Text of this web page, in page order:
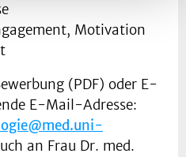
Motivation
(PDF) oder E-
E-Mail-Adresse:
an Frau Dr. med.